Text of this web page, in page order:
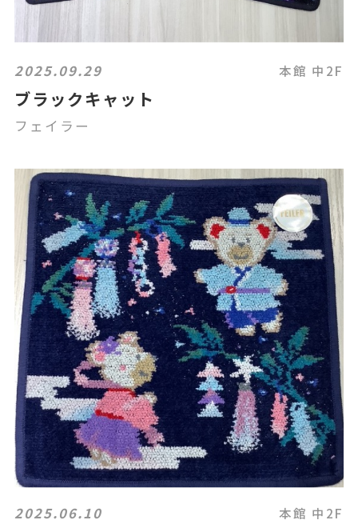
2025.09.29 本館 中2F
ブラックキャット
フェイラー
2025.06.10 本館 中2F